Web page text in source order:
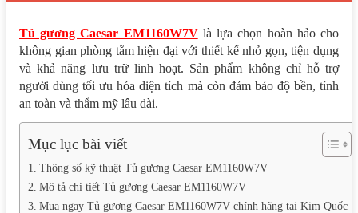
Tủ gương Caesar EM1160W7Vlà lựa chọn hoàn hảo cho
không gian phòng tắm hiện đại với thiết kế nhỏ gọn, tiện dụng
và khả năng lưu trữ linh hoạt. Sản phẩm không chỉ hỗ trợ
người dùng tối ưu hóa diện tích mà còn đảm bảo độ bền, tính
an toàn và thẩm mỹ lâu dài.
Mục lục bài viết
Thông số kỹ thuật Tủ gương Caesar EM1160W7V
Mô tả chi tiết Tủ gương Caesar EM1160W7V
Mua ngay Tủ gương Caesar EM1160W7V chính hãng tại Kim Quốc